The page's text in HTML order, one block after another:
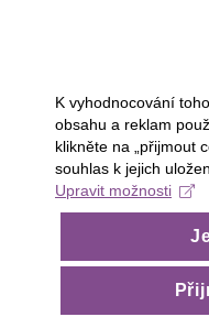
K vyhodnocování
obsahu a reklam
klikněte na „přijmout
souhlas k jejich
Upravit možnosti